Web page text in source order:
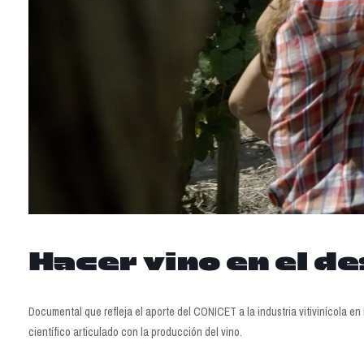
Hacer vino en el
Documental que refleja el aporte del CONICET a la industria vitivinícola
científico articulado con la producción del vino.